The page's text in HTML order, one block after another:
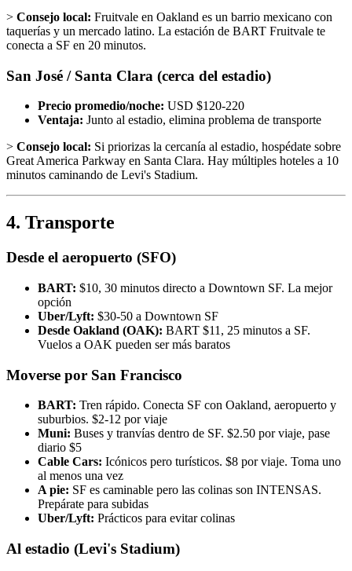
> Consejo local: Fruitvale en Oakland es un barrio mexicano con
taquerías y un mercado latino. La estación de BART Fruitvale te
conecta a SF en 20 minutos.
San José / Santa Clara (cerca del estadio)
Precio promedio/noche: USD $120-220
Ventaja: Junto al estadio, elimina problema de transporte
> Consejo local: Si priorizas la cercanía al estadio, hospédate sobre
Great America Parkway en Santa Clara. Hay múltiples hoteles a 10
minutos caminando de Levi's Stadium.
4. Transporte
Desde el aeropuerto (SFO)
BART: $10, 30 minutos directo a Downtown SF. La mejor
opción
Uber/Lyft: $30-50 a Downtown SF
Desde Oakland (OAK): BART $11, 25 minutos a SF.
Vuelos a OAK pueden ser más baratos
Moverse por San Francisco
BART: Tren rápido. Conecta SF con Oakland, aeropuerto y
suburbios. $2-12 por viaje
Muni: Buses y tranvías dentro de SF. $2.50 por viaje, pase
diario $5
Cable Cars: Icónicos pero turísticos. $8 por viaje. Toma uno
al menos una vez
A pie: SF es caminable pero las colinas son INTENSAS.
Prepárate para subidas
Uber/Lyft: Prácticos para evitar colinas
Al estadio (Levi's Stadium)